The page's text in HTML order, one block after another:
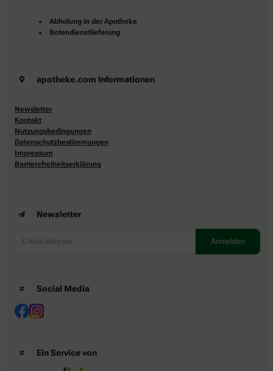
Abholung in der Apotheke
Botendienstlieferung
apotheke.com Informationen
Newsletter
Kontakt
Nutzungsbedingungen
Datenschutzbestimmungen
Impressum
Barrierefreiheitserklärung
Newsletter
Social Media
Ein Service von